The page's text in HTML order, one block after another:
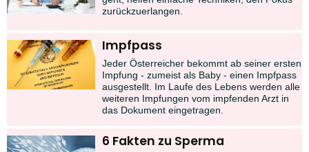
zurückzuerlangen.
Impfpass
Jeder Österreicher bekommt ab seiner ersten
Impfung - zumeist als Baby - einen Impfpass
ausgestellt. Im Laufe des Lebens werden alle
weiteren Impfungen vom impfenden Arzt in
das Dokument eingetragen.
6 Fakten zu Sperma